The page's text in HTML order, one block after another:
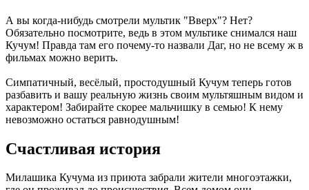
А вы когда-нибудь смотрели мультик "Вверх"? Нет?
Обязательно посмотрите, ведь в этом мультике снимался наш
Кучум! Правда там его почему-то назвали Даг, но не всему ж в
фильмах можно верить.
Симпатичный, весёлый, простодушный Кучум теперь готов
разбавить и вашу реальную жизнь своим мультяшным видом и
характером! Забирайте скорее мальчишку в семью! К нему
невозможно остаться равнодушным!
Счастливая история
Милашика Кучума из приюта забрали жители многоэтажки,